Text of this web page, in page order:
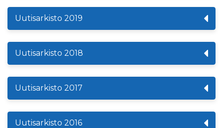
Uutisarkisto 2019
Uutisarkisto 2018
Uutisarkisto 2017
Uutisarkisto 2016